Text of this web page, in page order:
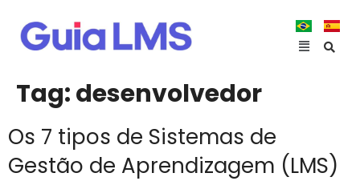
Tag:desenvolvedor
Os 7 tipos de Sistemas de
Gestão de Aprendizagem (LMS)